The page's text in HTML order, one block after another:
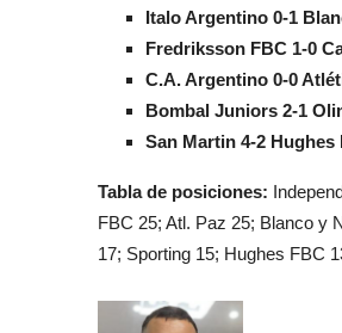
Italo Argentino 0-1
Fredriksson FBC 1-0
C.A. Argentino 0-0
Bombal Juniors 2-1
San Martin 4-2 Hughes
Tabla de posiciones:
FBC 25; Atl. Paz 25; Blanco y
17; Sporting 15; Hughes FBC